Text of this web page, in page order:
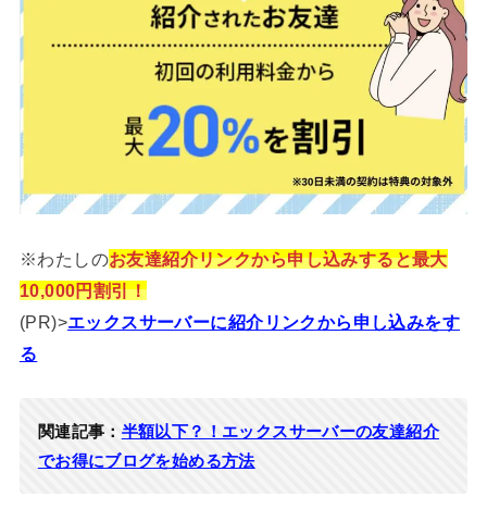
※わたしのお友達紹介リンクから申し込みすると最大
10,000円割引！
(PR)>エックスサーバーに紹介リンクから申し込みをす
る
関連記事： 半額以下？！エックスサーバーの友達紹介
でお得にブログを始める方法